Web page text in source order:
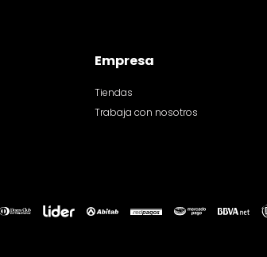
Empresa
Tiendas
Trabaja con nosotros